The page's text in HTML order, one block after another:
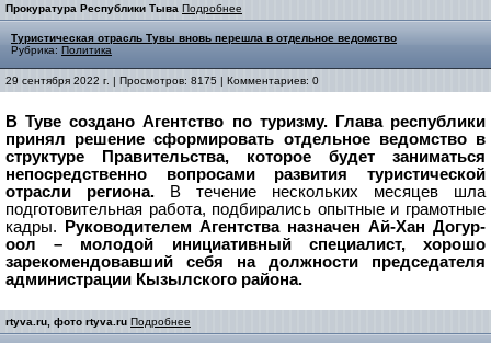
Прокуратура Республики Тыва Подробнее
Туристическая отрасль Тувы вновь перешла в отдельное ведомство
Рубрика: Политика
29 сентября 2022 г. | Просмотров: 8175 | Комментариев: 0
В Туве создано Агентство по туризму. Глава республики
принял решение сформировать отдельное ведомство в
структуре Правительства, которое будет заниматься
непосредственно вопросами развития туристической
отрасли региона.
В течение нескольких месяцев шла
подготовительная работа, подбирались опытные и грамотные
кадры.
Руководителем Агентства назначен Ай-Хан Догур-
оол – молодой инициативный специалист, хорошо
зарекомендовавший себя на должности председателя
администрации Кызылского района.
rtyva.ru, фото rtyva.ru Подробнее